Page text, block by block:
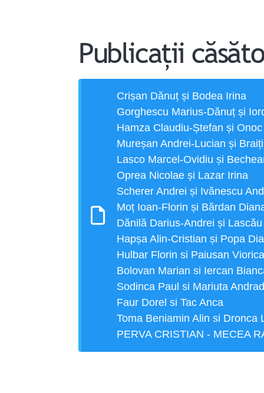
Publicații
Crișan Dănuț și Bodea Irina
Gorghescu Marius-Dănuț și
Hamza Claudiu-Ștefan și
Mureșan Andrei-Lucian și
Lasco Marcel-Ovidiu și
Oprea Nicolae și Lazar Irina
Scherer Andrei și Ivănescu
Moț Ioan-Florin și Bărdan
Dănilă Darius-Andrei și
Hapșa Alin-Cristian și Popa
Hulbar Florin si Paiusan Viorica
Bolovan Marian si Iercan
Sodinca Paul si Mariuta
Faur Dorel si Tac Anca
Toma Beniamin Alin si Dronca
PERVA CRISTIAN - MECEA